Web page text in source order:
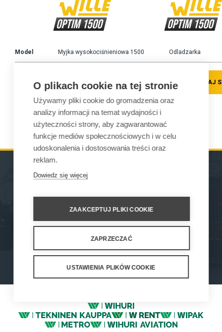
Model Myjka wysokociśnieniowa 1500
ZAPOZNAJ SIĘ
Odladzarka
ZAPOZNAJ
MASZYNY
OSPRZĘT
SERWIS ORAZ WSPARCIE
KONTAKT
Privacy StatementPrivacy Policy
Cookie Settings
O plikach cookie na tej stronie
Używamy pliki cookie do gromadzenia oraz
analizy informacji na temat wydajności i
użyteczności strony, aby zagwarantować
funkcje mediów społecznościowych i w celu
udoskonalenia i dostosowania treści oraz
reklam.
Dowiedz się więcej
ZAAKCEPTUJ PLIKI COOKIE
ZAPRZECZAĆ
USTAWIENIA PLIKÓW COOKIE